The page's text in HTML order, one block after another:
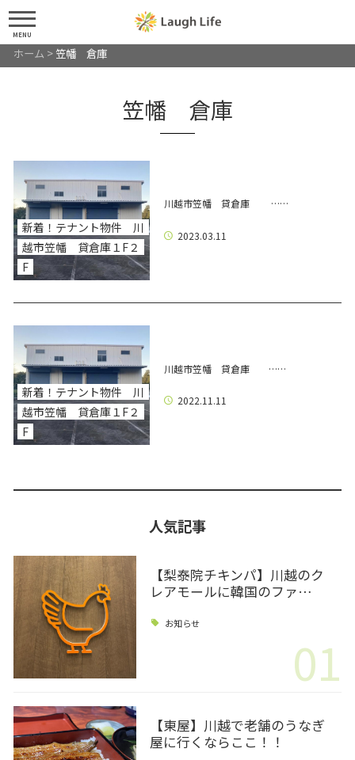
MENU
ホーム >笠幡 倉庫
笠幡 倉庫
新着！テナント物件 川
越市笠幡 貸倉庫１F２
F
川越市笠幡 貸倉庫 ……
2023.03.11
新着！テナント物件 川
越市笠幡 貸倉庫１F２
F
川越市笠幡 貸倉庫 ……
2022.11.11
人気記事
【梨泰院チキンパ】川越のク
レアモールに韓国のファ…
お知らせ
01
【東屋】川越で老舗のうなぎ
屋に行くならここ！！